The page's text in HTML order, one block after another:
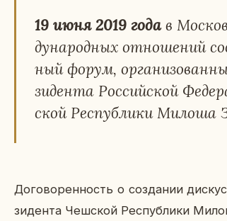
19 июня 2019 годав
ду­на­род­ных от­но­ше­ний
ный форум,
зи­ден­та Рос­сий­ской
ской Рес­пуб­ли­ки Милоша
До­го­во­рен­ность о со­зда­нии
зи­ден­та Чеш­ской Рес­пуб­ли­ки